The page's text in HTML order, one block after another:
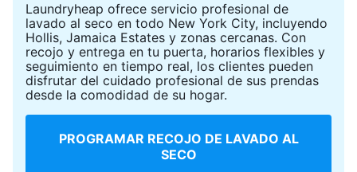
Laundryheap ofrece servicio profesional de
lavado al seco en todo New York City, incluyendo
Hollis, Jamaica Estates y zonas cercanas. Con
recojo y entrega en tu puerta, horarios flexibles y
seguimiento en tiempo real, los clientes pueden
disfrutar del cuidado profesional de sus prendas
desde la comodidad de su hogar.
PROGRAMAR RECOJO DE LAVADO AL
SECO